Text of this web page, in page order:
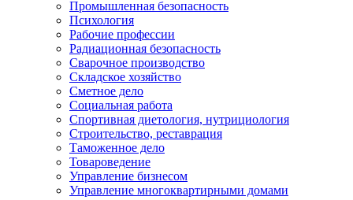
Промышленная безопасность
Психология
Рабочие профессии
Радиационная безопасность
Сварочное производство
Складское хозяйство
Сметное дело
Социальная работа
Спортивная диетология, нутрициология
Строительство, реставрация
Таможенное дело
Товароведение
Управление бизнесом
Управление многоквартирными домами